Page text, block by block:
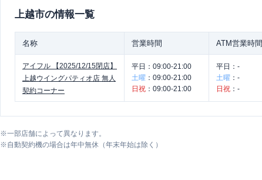
上越市の情報一覧
名称 営業時間 ATM営業時間
アイフル
【2025/12/15閉店】
上越ウイングパティオ店 無人
契約コーナー
平日： 09:00-21:00
土曜 ： 09:00-21:00
日祝 ： 09:00-21:00
平日： -
土曜 ： -
日祝 ： -
※一部店舗によって異なります。
※自動契約機の場合は年中無休（年末年始は除く）